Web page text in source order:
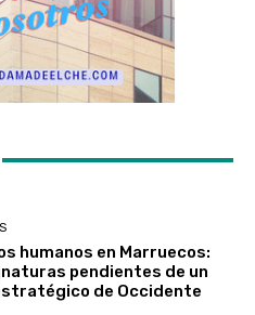
humanos en Marruecos:
pendientes de un
de Occidente